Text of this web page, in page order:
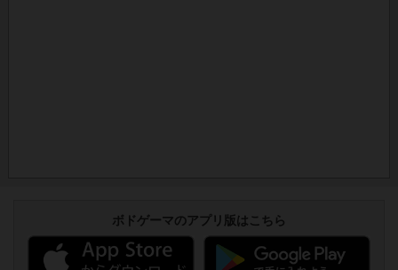
ボドゲーマのアプリ版はこちら